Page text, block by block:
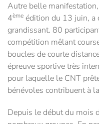
Autre belle
4ème édition du 13 juin, a
grandissant. 80
compétition mêlant
boucles de courte
épreuve sportive très
pour laquelle le CNT
bénévoles contribuent à
Depuis le début du mois